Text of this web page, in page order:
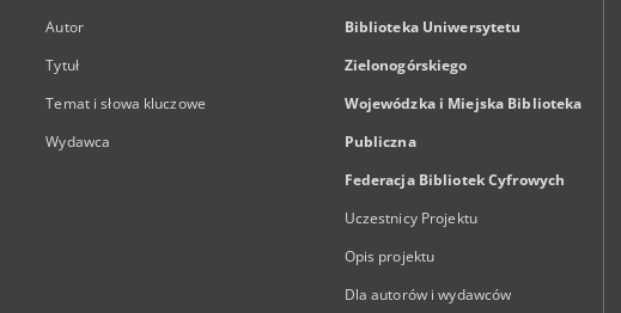
Autor
Tytuł
Temat i słowa kluczowe
Wydawca
Biblioteka Uniwersytetu
Zielonogórskiego
Wojewódzka i Miejska Biblioteka
Publiczna
Federacja Bibliotek Cyfrowych
Uczestnicy Projektu
Opis projektu
Dla autorów i wydawców